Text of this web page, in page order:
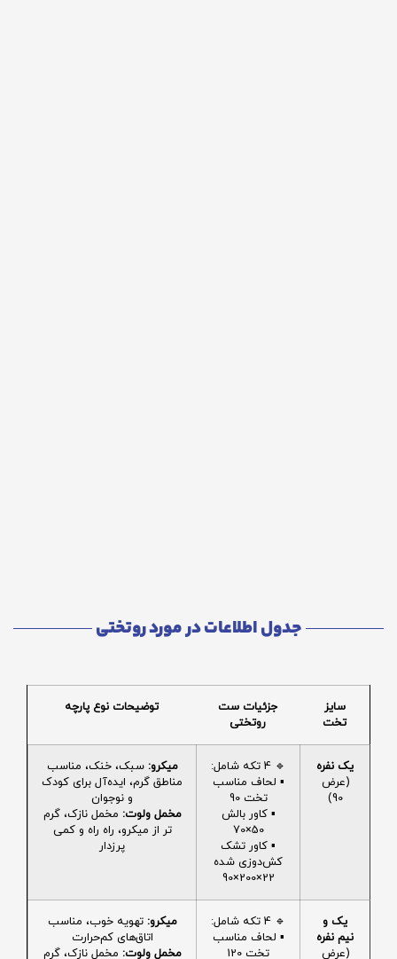
جدول اطلاعات در مورد روتختی
سایز
تخت
جزئیات ست
روتختی
توضیحات نوع پارچه
یک نفره
(عرض
90)
🔹 4 تکه شامل:
▪️ لحاف مناسب
تخت 90
▪️ کاور بالش
50×70
▪️ کاور تشک
کش‌دوزی شده
22×200×90
میکرو: سبک، خنک، مناسب
مناطق گرم، ایده‌آل برای کودک
و نوجوان
مخمل ولوت: مخمل نازک، گرم
تر از میکرو، راه راه و کمی
پرزدار
یک و
نیم نفره
(عرض
🔹 4 تکه شامل:
▪️ لحاف مناسب
تخت 120
میکرو: تهویه خوب، مناسب
اتاق‌های کم‌حرارت
مخمل ولوت: مخمل نازک، گرم